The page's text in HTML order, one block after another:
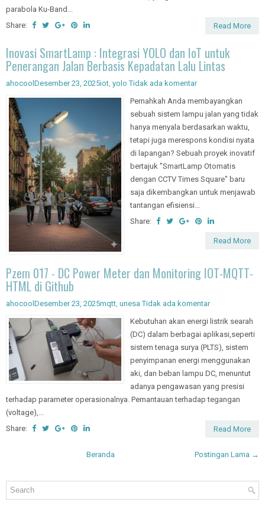
parabola Ku-Band...
Share:
Read More
Inovasi SmartLamp : Integrasi YOLO dan IoT untuk
Penerangan Jalan Berbasis Kepadatan Lalu Lintas
ahocool Desember 23, 2025iot, yolo Tidak ada komentar
Pernahkah Anda membayangkan
sebuah sistem lampu jalan yang tidak
hanya menyala berdasarkan waktu,
tetapi juga merespons kondisi nyata
di lapangan? Sebuah proyek inovatif
bertajuk "SmartLamp Otomatis
dengan CCTV Times Square" baru
saja dikembangkan untuk menjawab
tantangan efisiensi...
Share:
Read More
Pzem 017 - DC Power Meter dan Monitoring IOT-MQTT-
HTML di Github
ahocool Desember 23, 2025mqtt, unesa Tidak ada komentar
Kebutuhan akan energi listrik searah
(DC) dalam berbagai aplikasi,seperti
sistem tenaga surya (PLTS), sistem
penyimpanan energi menggunakan
aki, dan beban lampu DC, menuntut
adanya pengawasan yang presisi
terhadap parameter operasionalnya. Pemantauan terhadap tegangan
(voltage),...
Share:
Read More
Postingan Lama →
Beranda